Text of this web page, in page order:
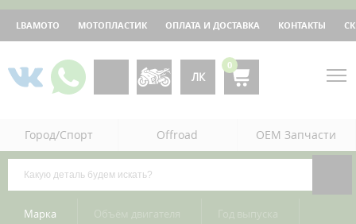
LBAMOTO МОТОПЛАСТИК ОПЛАТА И ДОСТАВКА КОНТАКТЫ
ЛК
0
Город/Спорт Offroad OEM Запчасти
Марка